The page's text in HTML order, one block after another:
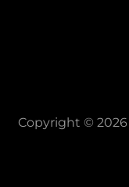
Copyright © 2026